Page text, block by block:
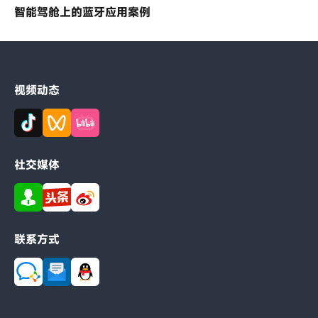
智能驾舱上的蓝牙应用案例
视频动态
社交媒体
联系方式